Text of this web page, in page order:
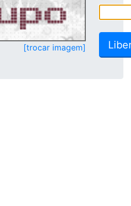
[trocar imagem]